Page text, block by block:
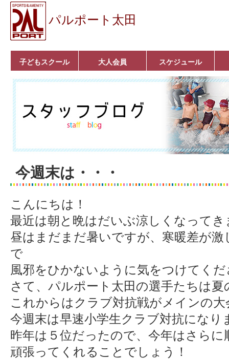
パルポート太田
子どもスクール
ベビーコース
幼児コース
小学生コース
育成コース
選手コース
キッズパーク(体操教
室)
クラシックバレエ
ボルダリング
■入会案内
大人会員
いきいきコース
トライアスロン
フィットネス
■入会案内
スケジュール
今週末は・・・
こんにちは！
最近は朝と晩はだいぶ涼しくなってき
昼はまだまだ暑いですが、寒暖差が
で
風邪をひかないように気をつけてく
さて、パルポート太田の選手たちは
これからはクラブ対抗戦がメインの
今週末は早速小学生クラブ対抗になり
昨年は５位だったので、今年はさら
頑張ってくれることでしょう！